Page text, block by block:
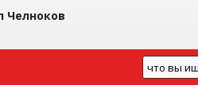
Челноков